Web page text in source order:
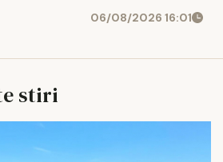
06/08/2026 16:01
stiri